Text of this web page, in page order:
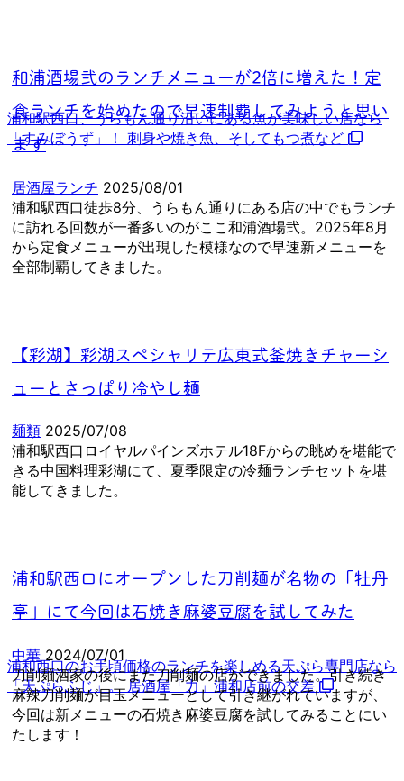
浦和駅西口、うらもん通り沿いにある魚が美味しい店なら
「すみぼうず」！ 刺身や焼き魚、そしてもつ煮など
浦和西口のお手頃価格のランチを楽しめる天ぷら専門店なら
「天ぷらふじ」。 居酒屋「力」浦和店前の交差
和浦酒場弐のランチメニューが2倍に増えた！定
食ランチを始めたので早速制覇してみようと思い
ます
居酒屋ランチ 2025/08/01
浦和駅西口徒歩8分、うらもん通りにある店の中でもランチ
に訪れる回数が一番多いのがここ和浦酒場弐。2025年8月
から定食メニューが出現した模様なので早速新メニューを
全部制覇してきました。
【彩湖】彩湖スペシャリテ広東式釜焼きチャーシ
ューとさっぱり冷やし麺
麺類 2025/07/08
浦和駅西口ロイヤルパインズホテル18Fからの眺めを堪能で
きる中国料理彩湖にて、夏季限定の冷麺ランチセットを堪
能してきました。
浦和駅西口にオープンした刀削麺が名物の「牡丹
亭」にて今回は石焼き麻婆豆腐を試してみた
中華 2024/07/01
刀削麺酒家の後にまた刀削麺の店ができました。引き続き
麻辣刀削麺が目玉メニューとして引き継がれていますが、
今回は新メニューの石焼き麻婆豆腐を試してみることにい
たします！